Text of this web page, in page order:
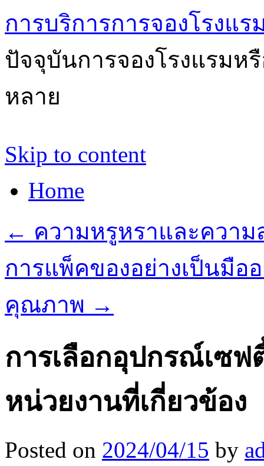
การบริการการจองโรงแ
ปัจจุบันการจองโรงแรมห
หลาย
Skip to content
Home
← ความหรูหราและควา
การแพ็คของอย่างเป็นมื
คุณภาพ →
การเลือกอุปกรณ์เซฟ
หน่วยงานที่เกี่ยวข้อง
Posted on 2024/04/15 by